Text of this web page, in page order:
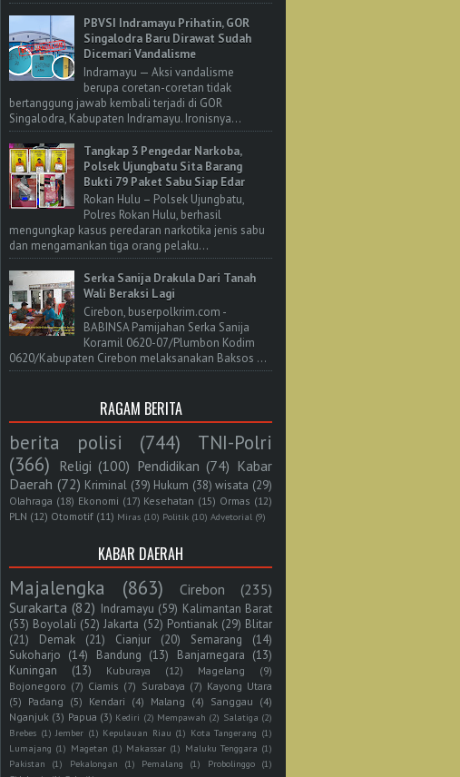
PBVSI Indramayu Prihatin, GOR
Singalodra Baru Dirawat Sudah
Dicemari Vandalisme
Indramayu — Aksi vandalisme
berupa coretan-coretan tidak
bertanggung jawab kembali terjadi di GOR
Singalodra, Kabupaten Indramayu. Ironisnya...
Tangkap 3 Pengedar Narkoba,
Polsek Ujungbatu Sita Barang
Bukti 79 Paket Sabu Siap Edar
Rokan Hulu – Polsek Ujungbatu,
Polres Rokan Hulu, berhasil
mengungkap kasus peredaran narkotika jenis sabu
dan mengamankan tiga orang pelaku...
Serka Sanija Drakula Dari Tanah
Wali Beraksi Lagi
Cirebon, buserpolkrim.com -
BABINSA Pamijahan Serka Sanija
Koramil 0620-07/Plumbon Kodim
0620/Kabupaten Cirebon melaksanakan Baksos ...
RAGAM BERITA
berita polisi (744)
TNI-Polri
(366) Religi (100) Pendidikan (74) Kabar
Daerah (72) Kriminal (39) Hukum (38) wisata (29)
Olahraga (18) Ekonomi (17) Kesehatan (15) Ormas (12)
PLN (12) Otomotif (11) Miras (10) Politik (10) Advetorial (9)
KABAR DAERAH
Majalengka (863) Cirebon
(235)
Surakarta (82) Indramayu (59) Kalimantan Barat
(53) Boyolali (52) Jakarta (52) Pontianak (29) Blitar
(21)
Demak (21) Cianjur (20) Semarang
(14)
Sukoharjo (14) Bandung (13) Banjarnegara (13)
Kuningan
(13) Kuburaya (12) Magelang
(9)
Bojonegoro (7) Ciamis (7) Surabaya (7) Kayong Utara
(5) Padang (5) Kendari (4) Malang (4) Sanggau (4)
Nganjuk (3) Papua (3) Kediri (2) Mempawah (2) Salatiga (2)
Brebes (1) Jember (1) Kepulauan Riau (1) Kota Tangerang (1)
Lumajang (1) Magetan (1) Makassar (1) Maluku Tenggara (1)
Pakistan
(1) Pekalongan (1) Pemalang (1) Probolinggo (1)